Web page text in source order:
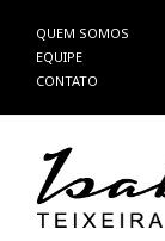
Pular
para
o
QUEM SOMOS
EQUIPE
CONTATO